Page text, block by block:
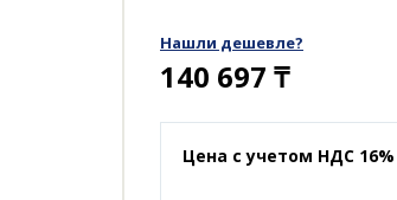
Нашли дешевле?
140 697 ₸
Цена с учетом НДС 16%